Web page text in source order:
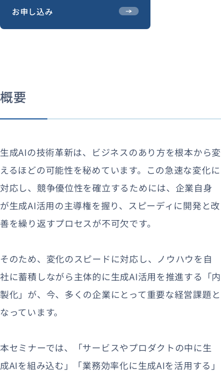
お申し込み
概要
生成AIの技術革新は、ビジネスのあり方を根本から変
えるほどの可能性を秘めています。この急速な変化に
対応し、競争優位性を確立するためには、企業自身
が生成AI活用の主導権を握り、スピーディに開発と改
善を繰り返すプロセスが不可欠です。
そのため、変化のスピードに対応し、ノウハウを自
社に蓄積しながら主体的に生成AI活用を推進する「内
製化」が、今、多くの企業にとって重要な経営課題と
なっています。
本セミナーでは、「サービスやプロダクトの中に生
成AIを組み込む」「業務効率化に生成AIを活用する」